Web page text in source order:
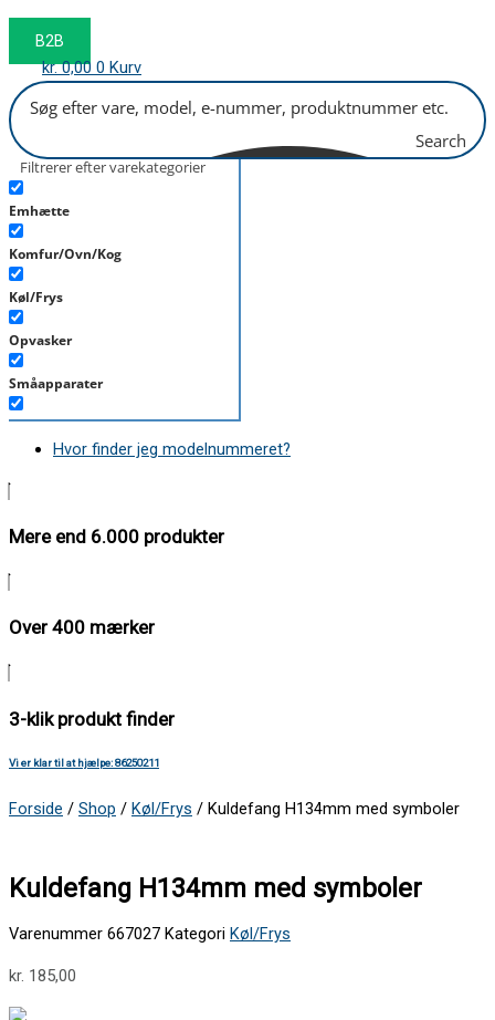
B2B
kr.0,00 0 Kurv
Search
Filtrerer efter varekategorier
Emhætte
Komfur/Ovn/Kog
Køl/Frys
Opvasker
Småapparater
Støvsuger
Hvor finder jeg modelnummeret?
Mere end 6.000 produkter
Over 400 mærker
3-klik produkt finder
Vi er klar til at hjælpe: 86250211
Forside / Shop / Køl/Frys / Kuldefang H134mm med symboler
Kuldefang H134mm med symboler
Varenummer 667027 Kategori Køl/Frys
kr. 185,00